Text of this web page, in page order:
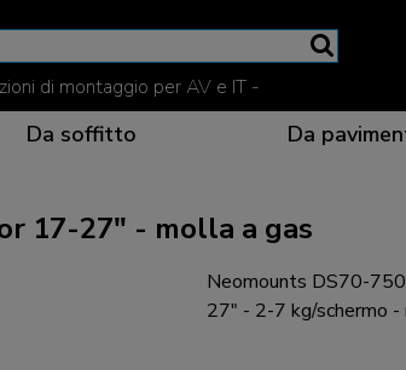
di montaggio per AV e IT -
La posizione di visione
Una comunicazione
Da soffitto
Soluzioni flessibili per
Da
Prodotti dedicati per
17-27" - molla a gas
Neomounts DS70-
27" - 2-7 kg/schermo -